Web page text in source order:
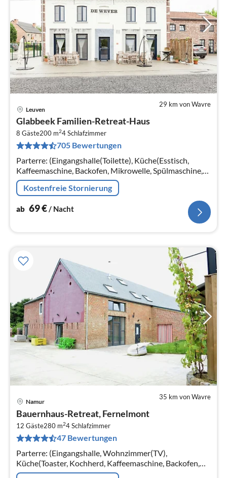
29 km von Wavre
Leuven
Glabbeek Familien-Retreat-Haus
8 Gäste200 m24Schlafzimmer
705 Bewertungen
Parterre: (Eingangshalle(Toilette), Küche(Esstisch,
Kaffeemaschine, Backofen, Mikrowelle, Spülmaschine,
Kühl-/Gefrierkombination),
Wohn/Esszimmer(TV(digital))
Kostenfreie Stornierung
ab 69€/ Nacht
35 km von Wavre
Namur
Bauernhaus-Retreat, Fernelmont
12 Gäste280 m24Schlafzimmer
47 Bewertungen
Parterre: (Eingangshalle, Wohnzimmer(TV),
Küche(Toaster, Kochherd, Kaffeemaschine, Backofen,
Mikrowelle, Spülmaschine, Kühlschrank(amerikaner)),